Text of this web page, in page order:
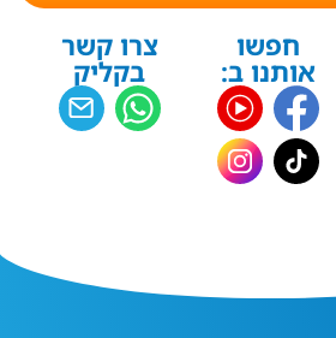
חפשו
אותנו ב:
צרו קשר
בקליק